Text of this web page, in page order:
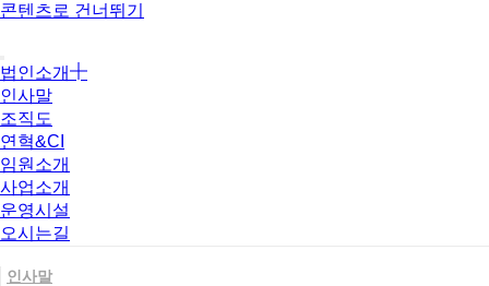
콘텐츠로 건너뛰기
법인소개
인사말
조직도
연혁&CI
임원소개
사업소개
운영시설
오시는길
인사말